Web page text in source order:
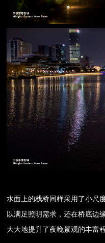
水面上的栈桥同样采用了小尺
以满足照明需求，还在桥底边
大大地提升了夜晚景观的丰富